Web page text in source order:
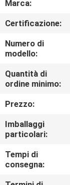
DI
NOI
VISITA
DELLA
FABBRICA
DELLA
QUALITÀ
Marca:
Certificazione:
Numero di
modello:
Quantità di
ordine minimo:
Prezzo:
Imballaggi
particolari:
Tempi di
consegna: